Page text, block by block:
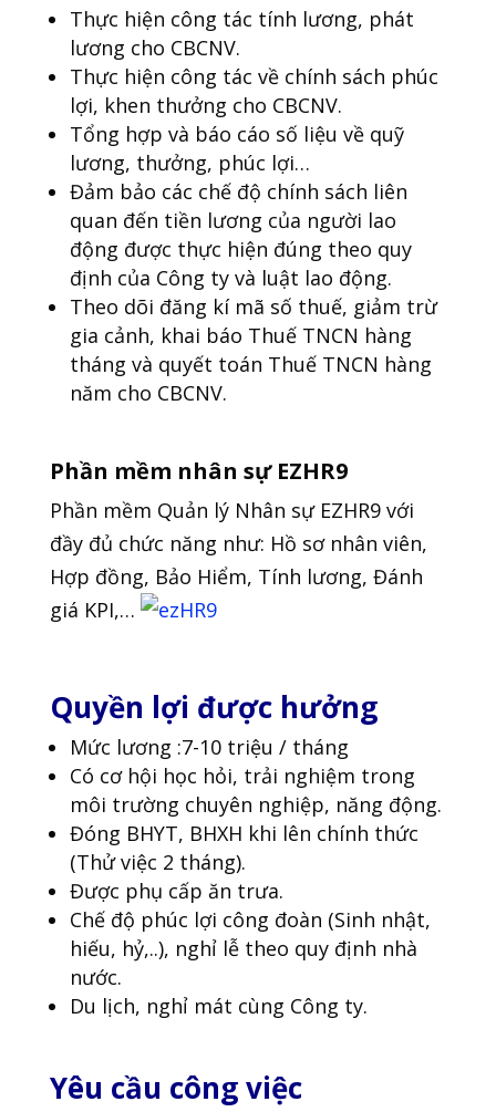
Thực hiện công tác tính lương, phát
lương cho CBCNV.
Thực hiện công tác về chính sách phúc
lợi, khen thưởng cho CBCNV.
Tổng hợp và báo cáo số liệu về quỹ
lương, thưởng, phúc lợi…
Đảm bảo các chế độ chính sách liên
quan đến tiền lương của người lao
động được thực hiện đúng theo quy
định của Công ty và luật lao động.
Theo dõi đăng kí mã số thuế, giảm trừ
gia cảnh, khai báo Thuế TNCN hàng
tháng và quyết toán Thuế TNCN hàng
năm cho CBCNV.
Phần mềm nhân sự EZHR9
Phần mềm Quản lý Nhân sự EZHR9 với
đầy đủ chức năng như: Hồ sơ nhân viên,
Hợp đồng, Bảo Hiểm, Tính lương, Đánh
giá KPI,…
Quyền lợi được hưởng
Mức lương :7-10 triệu / tháng
Có cơ hội học hỏi, trải nghiệm trong
môi trường chuyên nghiệp, năng động.
Đóng BHYT, BHXH khi lên chính thức
(Thử việc 2 tháng).
Được phụ cấp ăn trưa.
Chế độ phúc lợi công đoàn (Sinh nhật,
hiếu, hỷ,..), nghỉ lễ theo quy định nhà
nước.
Du lịch, nghỉ mát cùng Công ty.
Yêu cầu công việc